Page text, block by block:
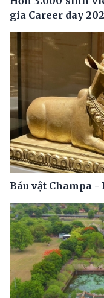
gia Career day
Báu vật Champa -